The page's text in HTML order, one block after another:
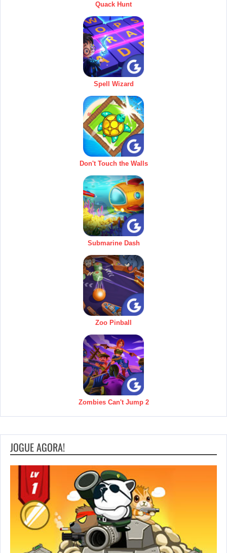
Quack Hunt
Spell Wizard
Don't Touch the Walls
Submarine Dash
Zoo Pinball
Zombies Can't Jump 2
JOGUE AGORA!